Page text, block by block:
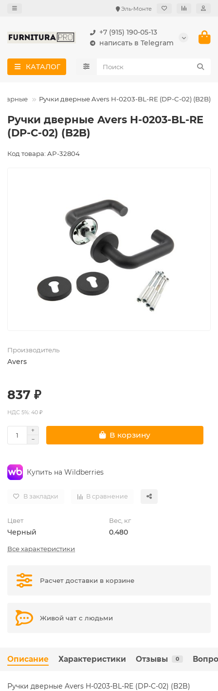
Эль-Монте
+7 (915) 190-05-13
написать в Telegram
КАТАЛОГ
Ручки дверные Avers H-0203-BL-RE (DP-C-02) (B2B)
Ручки дверные Avers H-0203-BL-RE
(DP-C-02) (B2B)
Код товара: AP-32804
Производитель
Avers
837 ₽
НДС 5%: 40 ₽
В корзину
Купить на Wildberries
В закладки В сравнение
Цвет
Черный
Вес, кг
0.480
Все характеристики
Расчет доставки в корзине
Живой чат с людьми
Описание Характеристики Отзывы 0
Ручки дверные Avers H-0203-BL-RE (DP-C-02) (B2B)